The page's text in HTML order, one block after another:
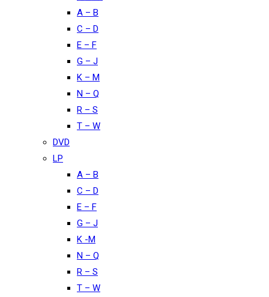
A – B
C – D
E – F
G – J
K – M
N – Q
R – S
T – W
DVD
LP
A – B
C – D
E – F
G – J
K -M
N – Q
R – S
T – W